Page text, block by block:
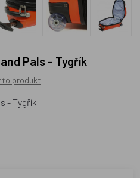
Pals - Tygřík
produkt
- Tygřík